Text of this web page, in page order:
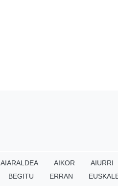
AIARALDEA AIKOR AIURRI
BEGITU
ERRAN